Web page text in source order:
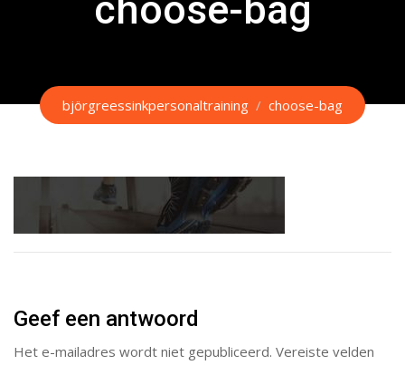
björgreessinkpersonaltraining / choose-bag
Geef een antwoord
Het e-mailadres wordt niet gepubliceerd. Vereiste velden